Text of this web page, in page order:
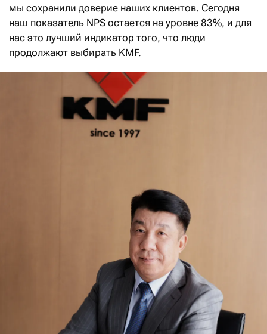
мы сохранили доверие наших клиентов. Сегодня
наш показатель NPS остается на уровне 83%, и для
нас это лучший индикатор того, что люди
продолжают выбирать KMF.